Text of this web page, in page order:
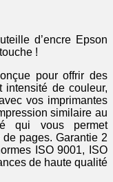
d’encre Epson
!
pour offrir des
intensité de couleur,
vos imprimantes
similaire au
qui vous permet
de pages. Garantie 2
ISO 9001, ISO
de haute qualité